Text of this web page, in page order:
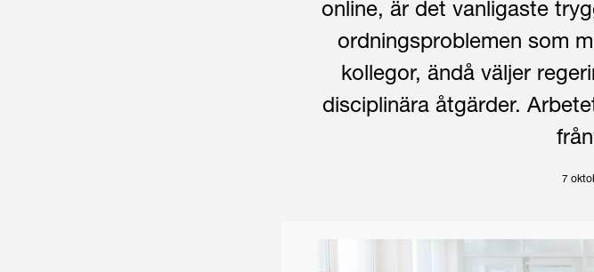
online, är det vanligaste
ordningsproblemen som
kollegor, ändå väljer
disciplinära åtgärder.
7